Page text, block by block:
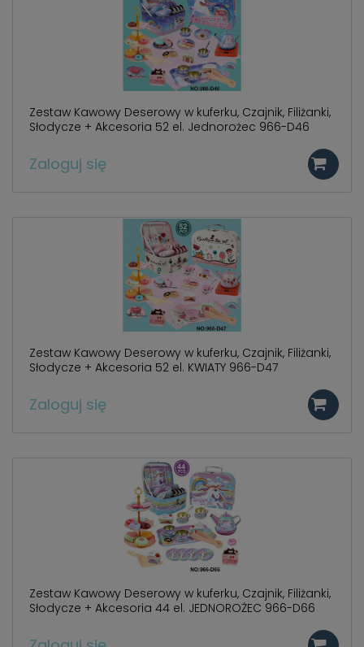
Zestaw Kawowy Deserowy w kuferku, Czajnik, Filiżanki,
Słodycze + Akcesoria 52 el. Jednorożec 966-D46
Zaloguj się
Zestaw Kawowy Deserowy w kuferku, Czajnik, Filiżanki,
Słodycze + Akcesoria 52 el. KWIATY 966-D47
Zaloguj się
Zestaw Kawowy Deserowy w kuferku, Czajnik, Filiżanki,
Słodycze + Akcesoria 44 el. JEDNOROŻEC 966-D66